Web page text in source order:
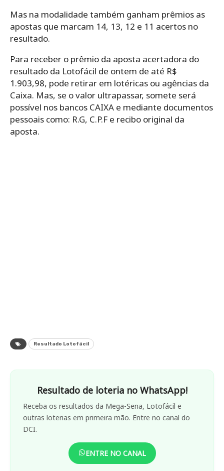
Mas na modalidade também ganham prêmios as
apostas que marcam 14, 13, 12 e 11 acertos no
resultado.
Para receber o prêmio da aposta acertadora do
resultado da Lotofácil de ontem de até R$
1.903,98, pode retirar em lotéricas ou agências da
Caixa. Mas, se o valor ultrapassar, somete será
possível nos bancos CAIXA e mediante documentos
pessoais como: R.G, C.P.F e recibo original da
aposta.
Resultado Lotofácil
Resultado de loteria no WhatsApp!
Receba os resultados da Mega-Sena, Lotofácil e
outras loterias em primeira mão. Entre no canal do
DCI.
ENTRE NO CANAL